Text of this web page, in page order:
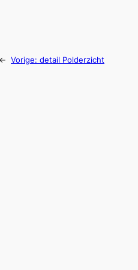
← Vorige: detail Polderzicht